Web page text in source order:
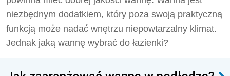
niezbędnym dodatkiem, który poza swoją praktyczną
funkcją może nadać wnętrzu niepowtarzalny klimat.
Jednak jaką wannę wybrać do łazienki?